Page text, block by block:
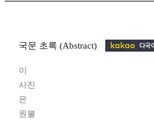
국문 초록 (Abstract)
이
사진
은
원불